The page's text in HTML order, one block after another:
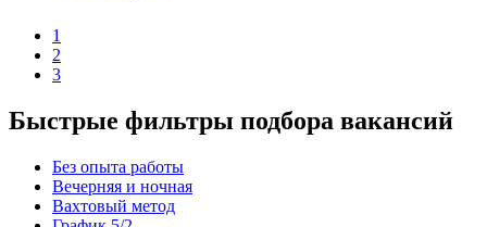
1
2
3
Быстрые фильтры подбора вакансий
Без опыта работы
Вечерняя и ночная
Вахтовый метод